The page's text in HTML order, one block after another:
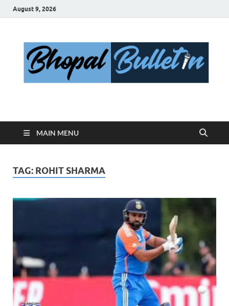
August 9, 2026
Bhopal Bulletin
MAIN MENU
TAG: ROHIT SHARMA